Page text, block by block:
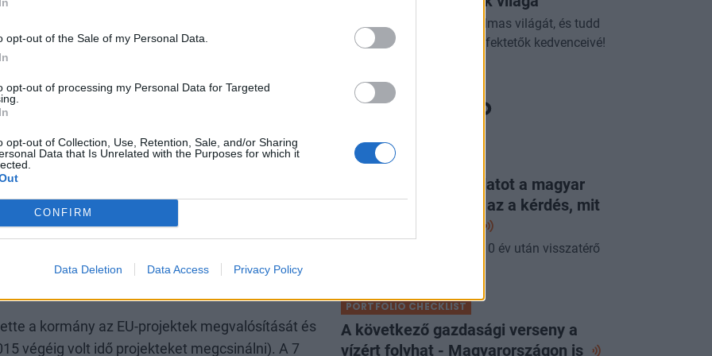
opt-out of the Sale of my Personal Data.
opt-out of processing my Personal Data for Targeted
opt-out of Collection, Use, Retention, Sale, and/or Sharing
Data that Is Unrelated with the Purposes for which it
CONFIRM
Data Deletion Data Access Privacy Policy
ezért a következményei nagyon is valódiak
Musk üdvöskéjét, a magyar kormány is beszáll
ről hamarosan 29 tagja lehet az uniónak
táján még reális veszély volt, hogy a
kellő volumenű jó projekt hiányában akár 1-2
át kitevő forrást is elveszít az ország.Több
tehát az elmúlt években, aminek több
a kormány az EU-projektek megvalósítását és
végéig volt idő projekteket megcsinálni). A 7
Fedezd fel az ETF-ek izgalmas világát, és tudd
meg, miért válhatnak a befektetők kedvenceivé!
PORTFOLIO CHECKLIST
Rég látott ilyen jó adatot a magyar
gazdaság: már csak az a kérdés, mit
A pénteki Checklistben a 10 év után visszatérő
PORTFOLIO CHECKLIST
A következő gazdasági verseny a
vízért folyhat - Magyarországon is